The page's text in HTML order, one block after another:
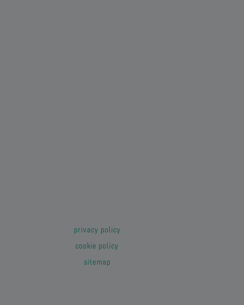
privacy policy
cookie policy
sitemap